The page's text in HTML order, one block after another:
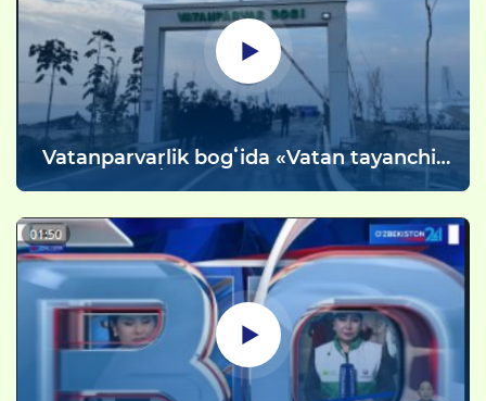
Vatanparvarlik bogʻida «Vatan tayanchi»
bolalar va oʻsmirlar harbiy-
aʼzolarining tantanali vaʼda berish
marosimi boʻlib oʻtdi.